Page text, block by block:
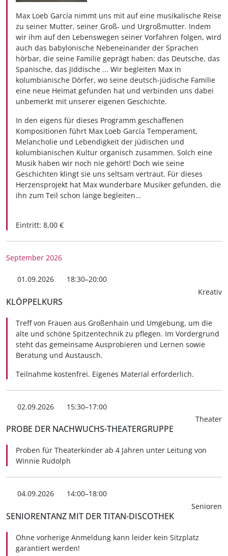
Max Loeb García nimmt uns mit auf eine musikalische Reise
zu seiner Mutter, seiner Groß- und Urgroßmutter. Indem
wir ihm auf den Lebenswegen seiner Vorfahren folgen, wird
auch das babylonische Nebeneinander der Sprachen
hörbar, die seine Familie geprägt haben: das Deutsche, das
Spanische, das Jiddische ... Wir begleiten Max in
kolumbianische Dörfer, wo seine deutsch-jüdische Familie
eine neue Heimat gefunden hat und verbinden uns dabei
unbemerkt mit unserer eigenen Geschichte.
In den eigens für dieses Programm geschaffenen
Kompositionen führt Max Loeb García Temperament,
Melancholie und Lebendigkeit der jüdischen und
kolumbianischen Kultur organisch zusammen. Solch eine
Musik haben wir noch nie gehört! Doch wie seine
Geschichten klingt sie uns seltsam vertraut. Für dieses
Herzensprojekt hat Max wunderbare Musiker gefunden, die
ihn zum Teil schon lange begleiten…
Eintritt: 8,00 €
September 2026
01.09.2026
18:30–20:00
Kreativ
KLÖPPELKURS
Treff von Frauen aus Großenhain und Umgebung, um die
alte und schöne Spitzentechnik zu pflegen. Im Vordergrund
steht das gemeinsame Ausprobieren und Lernen sowie
Beratung und Austausch.
Teilnahme kostenfrei. Eigenes Material erforderlich.
02.09.2026
15:30–17:00
Theater
PROBE DER NACHWUCHS-THEATERGRUPPE
Proben für Theaterkinder ab 4 Jahren unter Leitung von
Winnie Rudolph
04.09.2026
14:00–18:00
Senioren
SENIORENTANZ MIT DER TITAN-DISCOTHEK
Ohne vorherige Anmeldung kann leider kein Sitzplatz
garantiert werden!